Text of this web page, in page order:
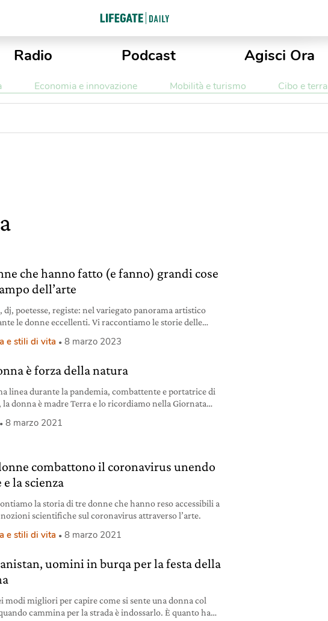
Radio Podcast Agisci Ora
Economia e innovazione Mobilità e turismo Cibo e terra
che hanno fatto (e fanno) grandi cose
dell’arte
dj, poetesse, registe: nel variegato panorama artistico
le donne eccellenti. Vi raccontiamo le storie delle
e stili di vita 8 marzo 2023
è forza della natura
linea durante la pandemia, combattente e portatrice di
la donna è madre Terra e lo ricordiamo nella Giornata
8 marzo 2021
combattono il coronavirus unendo
e la scienza
la storia di tre donne che hanno reso accessibili a
scientifiche sul coronavirus attraverso l’arte.
e stili di vita 8 marzo 2021
uomini in burqa per la festa della
modi migliori per capire come si sente una donna col
cammina per la strada è indossarlo. È quanto ha